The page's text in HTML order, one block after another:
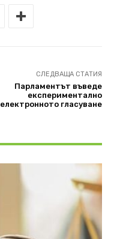
СЛЕДВАЩА СТАТИЯ
Парламентът въведе
експериментално
електронното гласуване